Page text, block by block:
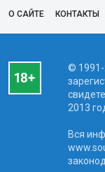
О САЙТЕ КОНТАКТЫ
© 1991-
2013
Вся